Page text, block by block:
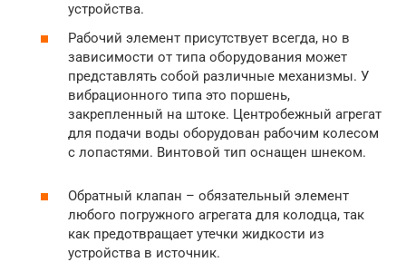
устройства.
Рабочий элемент присутствует всегда, но в
зависимости от типа оборудования может
представлять собой различные механизмы. У
вибрационного типа это поршень,
закрепленный на штоке. Центробежный агрегат
для подачи воды оборудован рабочим колесом
с лопастями. Винтовой тип оснащен шнеком.
Обратный клапан – обязательный элемент
любого погружного агрегата для колодца, так
как предотвращает утечки жидкости из
устройства в источник.